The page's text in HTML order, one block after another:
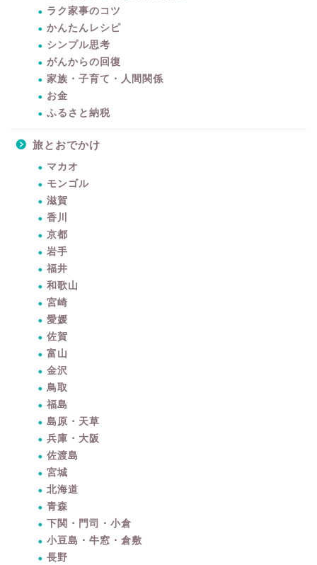
ラク家事のコツ
かんたんレシピ
シンプル思考
がんからの回復
家族・子育て・人間関係
お金
ふるさと納税
旅とおでかけ
マカオ
モンゴル
滋賀
香川
京都
岩手
福井
和歌山
宮崎
愛媛
佐賀
富山
金沢
鳥取
福島
島原・天草
兵庫・大阪
佐渡島
宮城
北海道
青森
下関・門司・小倉
小豆島・牛窓・倉敷
長野